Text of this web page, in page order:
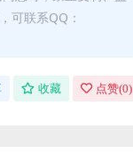
可联系QQ：
收藏 点赞(0)